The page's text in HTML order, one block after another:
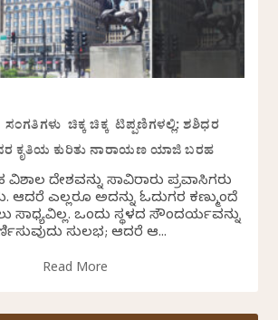
ಚಿಕ್ಕ ಚಿಕ್ಕ ಟಿಪ್ಪಣಿಗಳಲ್ಲಿ: ಶಶಿಧರ
ಕೃತಿಯ ಕುರಿತು ನಾರಾಯಣ ಯಾಜಿ ಬರಹ
ದೇಶವನ್ನು ಸಾವಿರಾರು ಪ್ರವಾಸಿಗರು
ಎಲ್ಲರೂ ಅದನ್ನು ಓದುಗರ ಕಣ್ಮುಂದೆ
ಸಾಧ್ಯವಿಲ್ಲ. ಒಂದು ಸ್ಥಳದ ಸೌಂದರ್ಯವನ್ನು
ಸುಲಭ; ಆದರೆ ಆ...
Read More